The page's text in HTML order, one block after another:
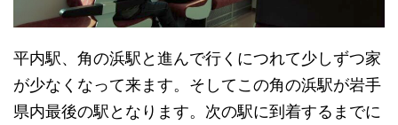
平内駅、角の浜駅と進んで行くにつれて少しずつ家
が少なくなって来ます。そしてこの角の浜駅が岩手
県内最後の駅となります。次の駅に到着するまでに